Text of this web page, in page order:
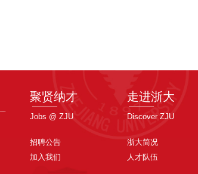
聚贤纳才
Jobs @ ZJU
招聘公告
加入我们
走进浙大
Discover ZJU
浙大简况
人才队伍